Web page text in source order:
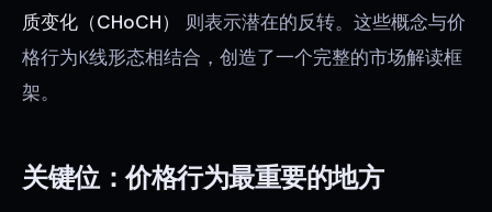
质变化（CHoCH）
则表示潜在的反转。这些概念与价
格行为K线形态相结合，创造了一个完整的市场解读框
架。
关键位：价格行为最重要的地方